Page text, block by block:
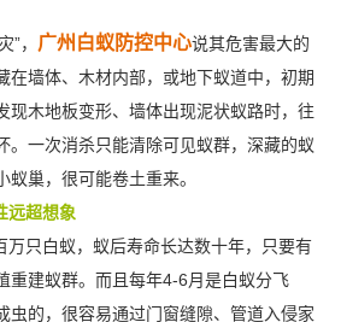
， 广州白蚁防控中心说其危害最大的
在墙体、木材内部，或地下蚁道中，初期
现木地板变形、墙体出现泥状蚁路时，往
。一次消杀只能清除可见蚁群，深藏的蚁
巢，很可能卷土重来。
远超想象
只白蚁，蚁后寿命长达数十年，只要有
重建蚁群。而且每年4-6月是白蚁分飞
虫的，很容易通过门窗缝隙、管道入侵家